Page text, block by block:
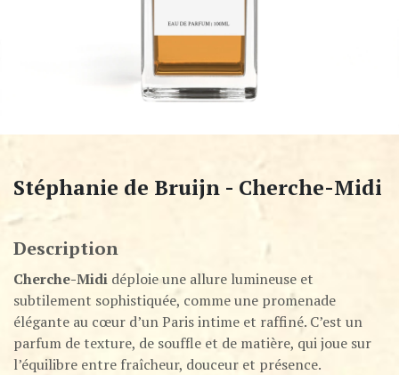
Stéphanie de Bruijn - Cherche-Midi
Description
Cherche-Midi déploie une allure lumineuse et
subtilement sophistiquée, comme une promenade
élégante au cœur d’un Paris intime et raffiné. C’est un
parfum de texture, de souffle et de matière, qui joue sur
l’équilibre entre fraîcheur, douceur et présence.